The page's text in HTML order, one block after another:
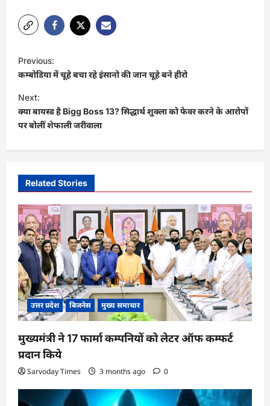
o
s
t
n
a
g
a
t
i
o
n
Previous:
कम्बोडिया में चूहे बचा रहे इंसानो की जान चूहे बने हीरो
Next:
क्या बायस्ड है Bigg Boss 13? सिद्धार्थ शुक्ला को फेवर करने के आरोपों
पर बोलीं शेफाली जरीवाला
Related Stories
उत्तर प्रदेश बिजनेस मुख्य समाचार
मुख्यमंत्री ने 17 फार्मा कम्पनियों को लेटर ऑफ कम्फर्ट
प्रदान किये
Sarvoday Times 3 months ago 0